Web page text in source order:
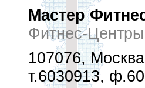
Мастер
Фитнес-Центры
107076,
т.6030913,